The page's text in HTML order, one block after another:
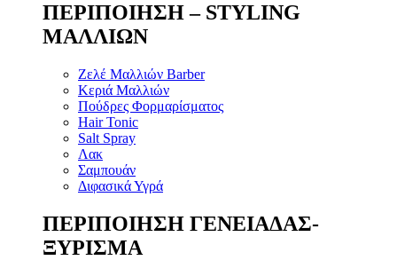
ΠΕΡΙΠΟΙΗΣΗ – STYLING
ΜΑΛΛΙΩΝ
Ζελέ Μαλλιών Barber
Κεριά Μαλλιών
Πούδρες Φορμαρίσματος
Hair Tonic
Salt Spray
Λακ
Σαμπουάν
Διφασικά Υγρά
ΠΕΡΙΠΟΙΗΣΗ ΓΕΝΕΙΑΔΑΣ-
ΞΥΡΙΣΜΑ